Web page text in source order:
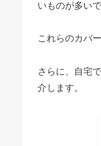
いものが多いで
これらのカバ
さらに、自宅
介します。